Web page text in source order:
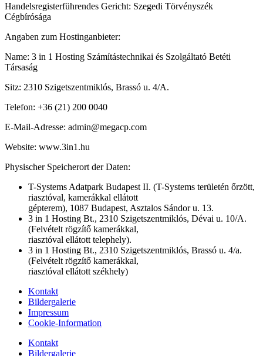
Handelsregisterführendes Gericht: Szegedi Törvényszék
Cégbírósága
Angaben zum Hostinganbieter:
Name: 3 in 1 Hosting Számítástechnikai és Szolgáltató Betéti
Társaság
Sitz: 2310 Szigetszentmiklós, Brassó u. 4/A.
Telefon: +36 (21) 200 0040
E-Mail-Adresse: admin@megacp.com
Website: www.3in1.hu
Physischer Speicherort der Daten:
T-Systems Adatpark Budapest II. (T-Systems területén őrzött,
riasztóval, kamerákkal ellátott
gépterem), 1087 Budapest, Asztalos Sándor u. 13.
3 in 1 Hosting Bt., 2310 Szigetszentmiklós, Dévai u. 10/A.
(Felvételt rögzítő kamerákkal,
riasztóval ellátott telephely).
3 in 1 Hosting Bt., 2310 Szigetszentmiklós, Brassó u. 4/a.
(Felvételt rögzítő kamerákkal,
riasztóval ellátott székhely)
Kontakt
Bildergalerie
Impressum
Cookie-Information
Kontakt
Bildergalerie